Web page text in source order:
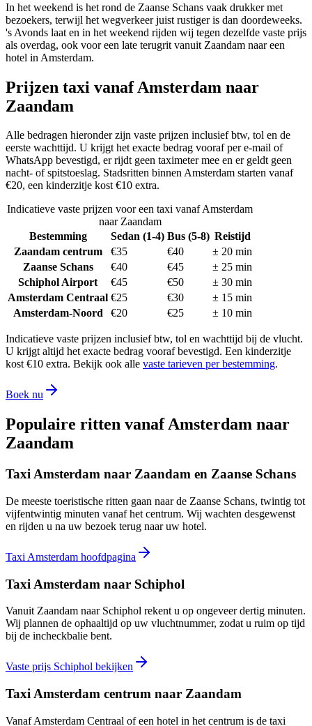
In het weekend is het rond de Zaanse Schans vaak drukker met
bezoekers, terwijl het wegverkeer juist rustiger is dan doordeweeks.
's Avonds laat en in het weekend rijden wij tegen dezelfde vaste prijs
als overdag, ook voor een late terugrit vanuit Zaandam naar een
hotel in Amsterdam.
Prijzen taxi vanafAmsterdam naar
Zaandam
Alle bedragen hieronder zijn vaste prijzen inclusief btw, tol en de
eerste wachttijd. U krijgt het exacte bedrag vooraf per e-mail of
WhatsApp bevestigd, er rijdt geen taximeter mee en er geldt geen
nacht- of spitstoeslag. Stadsritten binnen Amsterdam starten vanaf
€20, een kinderzitje kost €10 extra.
Indicatieve vaste prijzen voor een taxi vanafAmsterdam
naar Zaandam
Bestemming
Sedan (1-4) Bus (5-8) Reistijd
Zaandam centrum
€35 €40 ± 20 min
Zaanse Schans
€40 €45 ± 25 min
Schiphol Airport
€45 €50 ± 30 min
Amsterdam Centraal €25 €30 ± 15 min
Amsterdam-Noord
€20 €25 ± 10 min
Indicatieve vaste prijzen inclusief btw, tol en wachttijd bij de vlucht.
U krijgt altijd het exacte bedrag vooraf bevestigd. Een kinderzitje
kost €10 extra. Bekijk ook alle vaste tarieven per bestemming.
Boek nu
Populaire ritten vanafAmsterdam naar
Zaandam
Taxi Amsterdam naar Zaandam en Zaanse Schans
De meeste toeristische ritten gaan naar de Zaanse Schans, twintig tot
vijfentwintig minuten vanaf het centrum. Wij wachten desgewenst
en rijden u na uw bezoek terug naar uw hotel.
Taxi Amsterdam hoofdpagina
Taxi Amsterdam naar Schiphol
Vanuit Zaandam naar Schiphol rekent u op ongeveer dertig minuten.
Wij plannen de ophaaltijd op uw vluchtnummer, zodat u ruim op tijd
bij de incheckbalie bent.
Vaste prijs Schiphol bekijken
Taxi Amsterdam centrum naar Zaandam
Vanaf Amsterdam Centraal of een hotel in het centrum is de taxi